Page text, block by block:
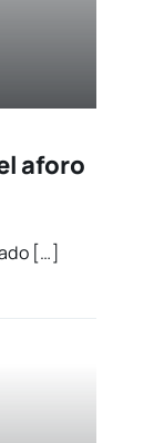
aforo
[…]